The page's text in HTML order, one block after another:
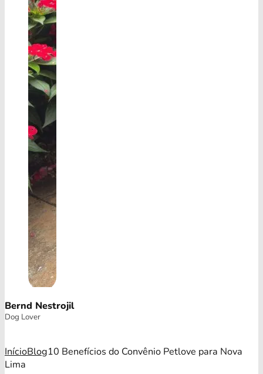
Bernd Nestrojil
Dog Lover
InícioBlog10 Benefícios do Convênio Petlove para Nova
Lima